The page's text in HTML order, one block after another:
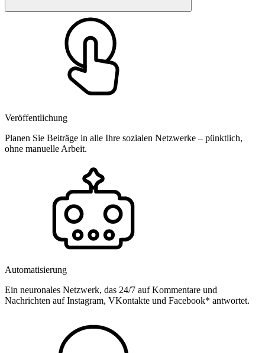
Veröffentlichung
Planen Sie Beiträge in alle Ihre sozialen Netzwerke – pünktlich,
ohne manuelle Arbeit.
Automatisierung
Ein neuronales Netzwerk, das 24/7 auf Kommentare und
Nachrichten auf Instagram, VKontakte und Facebook* antwortet.